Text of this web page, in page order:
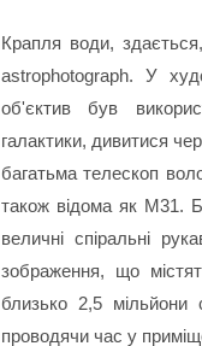
Крапля води,
astrophotograph. У
об'єктив був
галактики, дивитися
багатьма телескоп
також відома як М31.
величні спіральні
зображення, що
близько 2,5 мільйони
проводячи час у